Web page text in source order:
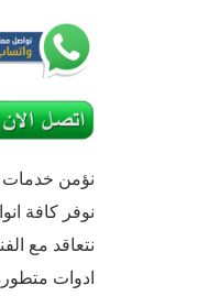
نؤمن خدمات
نوفر كافة
نتعاقد مع
ادوات